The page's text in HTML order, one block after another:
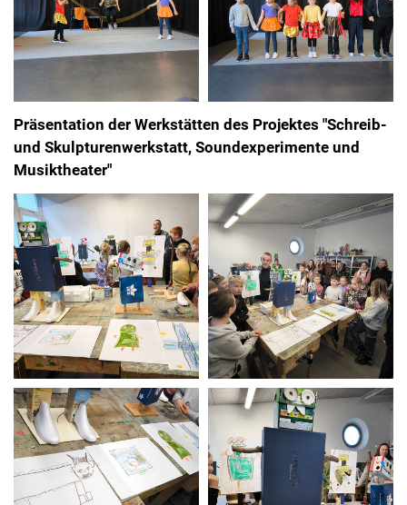
Präsentation der Werkstätten des Projektes "Schreib-
und Skulpturenwerkstatt, Soundexperimente und
Musiktheater"